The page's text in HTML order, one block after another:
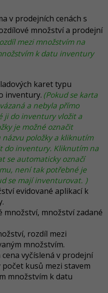
v prodejních cenách s
množství a prodejní
mezi množstvím na
k datu inventury
karet typu
inventury. (Pokud se karta
a nebyla přímo
ji do inventury vložit a
je možné označit
položky a kliknutím
do inventury. Kliknutím na
se automaticky označí
není tak potřebné je
se mají inventurovat. )
evidované aplikací k
množství, množství zadané
rozdíl mezi
množstvím.
vyčíslená v prodejní
kusů mezi stavem
množstvím k datu